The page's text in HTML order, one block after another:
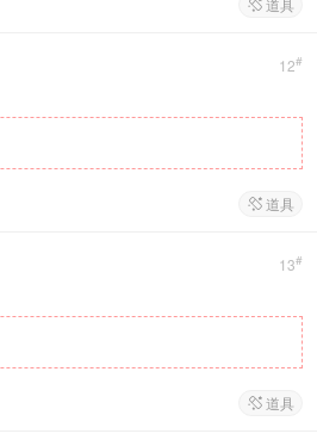
 道具
12#
 道具
13#
 道具